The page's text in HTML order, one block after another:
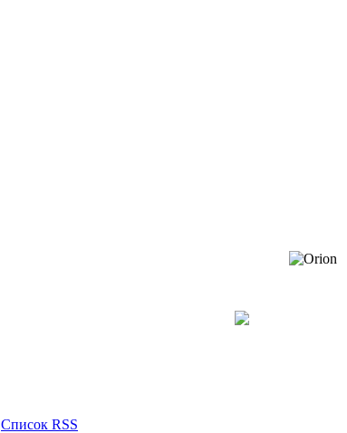
Список RSS